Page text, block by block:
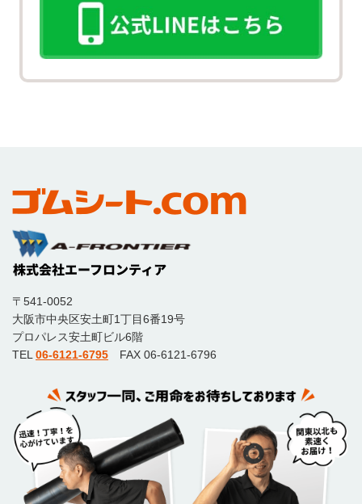
〒541-0052
大阪市中央区安土町1丁目6番19号
プロパレス安土町ビル6階
TEL 06-6121-6795 FAX 06-6121-6796